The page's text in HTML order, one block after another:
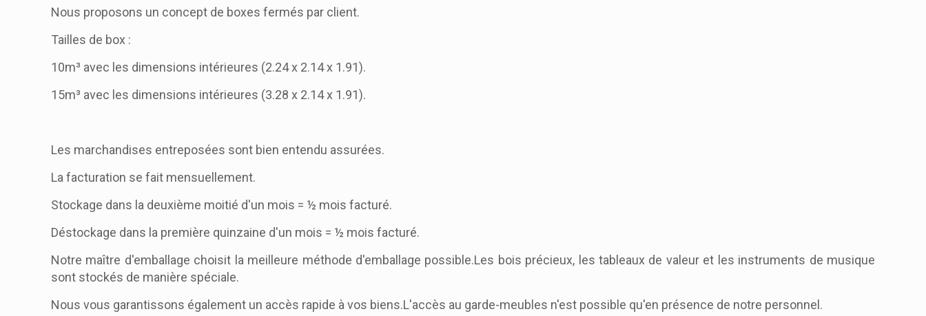
Nous proposons un concept de boxes fermés par client.
Tailles de box :
10m³ avec les dimensions intérieures (2.24 x 2.14 x 1.91).
15m³ avec les dimensions intérieures (3.28 x 2.14 x 1.91).
Les marchandises entreposées sont bien entendu assurées.
La facturation se fait mensuellement.
Stockage dans la deuxième moitié d'un mois = ½ mois facturé.
Déstockage dans la première quinzaine d'un mois = ½ mois facturé.
Notre maître d'emballage choisit la meilleure méthode d'emballage possible.Les bois précieux, les tableaux de valeur et les instruments de musique
sont stockés de manière spéciale.
Nous vous garantissons également un accès rapide à vos biens.L'accès au garde-meubles n'est possible qu'en présence de notre personnel.